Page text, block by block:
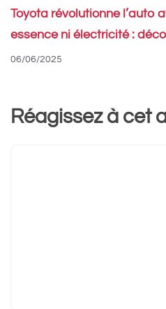
Toyota révolutionne l’auto
essence ni électricité :
06/06/2025
Réagissez à cet